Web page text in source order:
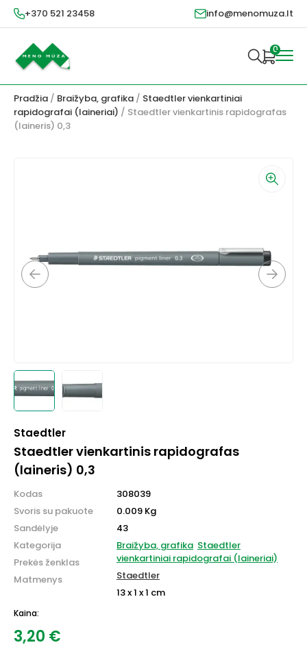
+370 521 23458 info@menomuza.lt
0
Pradžia / Braižyba, grafika / Staedtler vienkartiniai
rapidografai (laineriai) / Staedtler vienkartinis rapidografas
(laineris) 0,3
Staedtler
Staedtler vienkartinis rapidografas
(laineris) 0,3
Kodas
Svoris su pakuote
Sandėlyje
Kategorija
Prekės ženklas
Matmenys
308039
0.009 Kg
43
Braižyba, grafika Staedtler
vienkartiniai rapidografai (laineriai)
Staedtler
13 x 1 x 1 cm
Kaina:
3,20 €